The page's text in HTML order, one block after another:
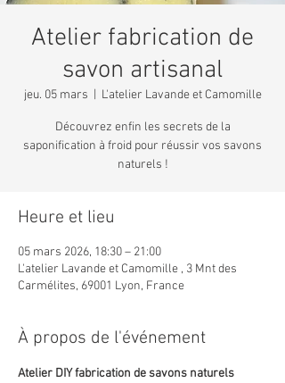
Atelier fabrication de
savon artisanal
jeu. 05 mars L'atelier Lavande et Camomille
Découvrez enfin les secrets de la
saponification à froid pour réussir vos savons
naturels !
Heure et lieu
05 mars 2026, 18:30 – 21:00
L'atelier Lavande et Camomille , 3 Mnt des
Carmélites, 69001 Lyon, France
À propos de l'événement
Atelier DIY fabrication de savons naturels